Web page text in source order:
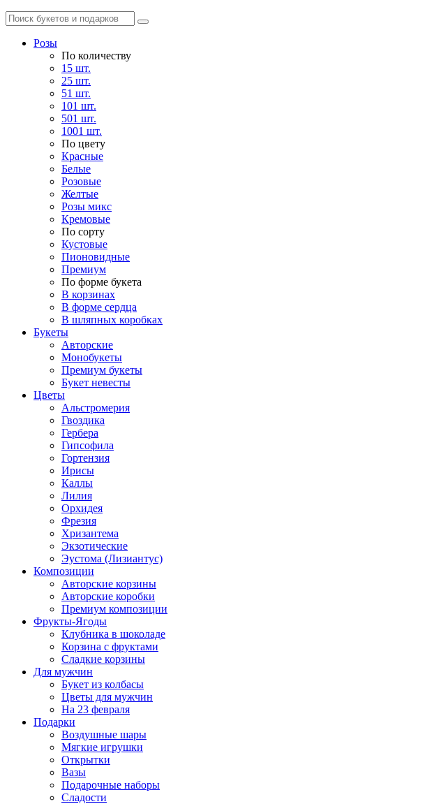
Розы
По количеству
15 шт.
25 шт.
51 шт.
101 шт.
501 шт.
1001 шт.
По цвету
Красные
Белые
Розовые
Желтые
Розы микс
Кремовые
По сорту
Кустовые
Пионовидные
Премиум
По форме букета
В корзинах
В форме сердца
В шляпных коробках
Букеты
Авторские
Монобукеты
Премиум букеты
Букет невесты
Цветы
Альстромерия
Гвоздика
Гербера
Гипсофила
Гортензия
Ирисы
Каллы
Лилия
Орхидея
Фрезия
Хризантема
Экзотические
Эустома (Лизиантус)
Композиции
Авторские корзины
Авторские коробки
Премиум композиции
Фрукты-Ягоды
Клубника в шоколаде
Корзина с фруктами
Сладкие корзины
Для мужчин
Букет из колбасы
Цветы для мужчин
На 23 февраля
Подарки
Воздушные шары
Мягкие игрушки
Открытки
Вазы
Подарочные наборы
Сладости